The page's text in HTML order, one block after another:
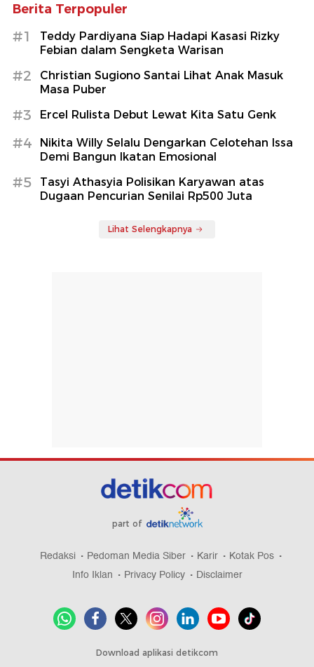
Berita Terpopuler
#1
Teddy Pardiyana Siap Hadapi Kasasi Rizky
Febian dalam Sengketa Warisan
#2
Christian Sugiono Santai Lihat Anak Masuk
Masa Puber
#3 Ercel Rulista Debut Lewat Kita Satu Genk
#4
Nikita Willy Selalu Dengarkan Celotehan Issa
Demi Bangun Ikatan Emosional
#5
Tasyi Athasyia Polisikan Karyawan atas
Dugaan Pencurian Senilai Rp500 Juta
Lihat Selengkapnya
part of
Redaksi Pedoman Media Siber Karir
Kotak Pos
Info Iklan
Privacy Policy Disclaimer
Download aplikasi detikcom